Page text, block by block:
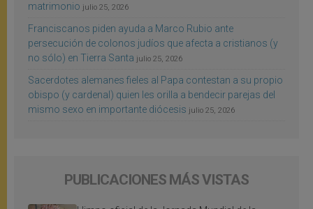
matrimonio julio 25, 2026
Franciscanos piden ayuda a Marco Rubio ante
persecución de colonos judíos que afecta a cristianos (y
no sólo) en Tierra Santa julio 25, 2026
Sacerdotes alemanes fieles al Papa contestan a su propio
obispo (y cardenal) quien les orilla a bendecir parejas del
mismo sexo en importante diócesis julio 25, 2026
PUBLICACIONES MÁS VISTAS